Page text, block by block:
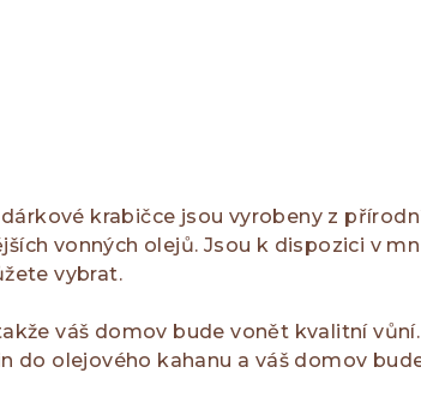
krabičce jsou vyrobeny z
vonných olejů. Jsou k dispozici v
vybrat.
váš domov bude vonět kvalitní vůní.
do olejového kahanu a váš domov